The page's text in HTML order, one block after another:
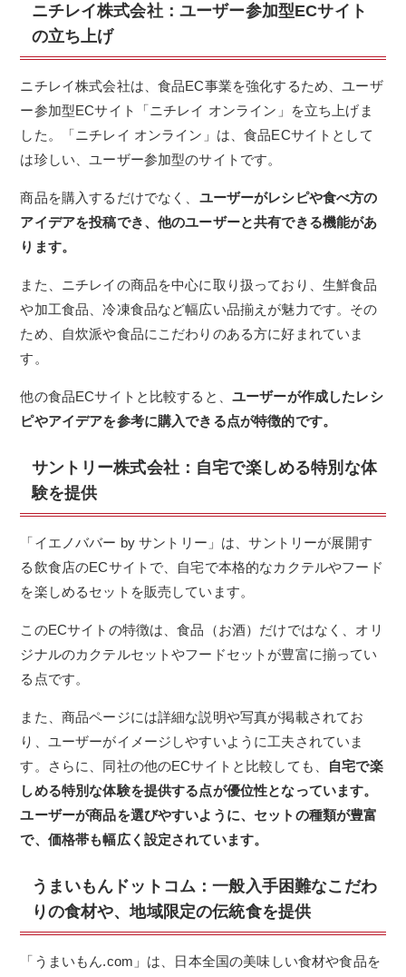
ニチレイ株式会社：ユーザー参加型ECサイト
の立ち上げ
ニチレイ株式会社は、食品EC事業を強化するため、ユーザ
ー参加型ECサイト「ニチレイ オンライン」を立ち上げま
した。「ニチレイ オンライン」は、食品ECサイトとして
は珍しい、ユーザー参加型のサイトです。
商品を購入するだけでなく、 ユーザーがレシピや食べ方の
アイデアを投稿でき、他のユーザーと共有できる機能があ
ります。
また、ニチレイの商品を中心に取り扱っており、生鮮食品
や加工食品、冷凍食品など幅広い品揃えが魅力です。その
ため、自炊派や食品にこだわりのある方に好まれていま
す。
他の食品ECサイトと比較すると、 ユーザーが作成したレシ
ピやアイデアを参考に購入できる点が特徴的です。
サントリー株式会社： 自宅で楽しめる特別な体
験を提供
「イエノババー by サントリー」は、サントリーが展開す
る飲食店のECサイトで、自宅で本格的なカクテルやフード
を楽しめるセットを販売しています。
このECサイトの特徴は、食品（お酒）だけではなく、オリ
ジナルのカクテルセットやフードセットが豊富に揃ってい
る点です。
また、商品ページには詳細な説明や写真が掲載されてお
り、ユーザーがイメージしやすいように工夫されていま
す。さらに、同社の他のECサイトと比較しても、
自宅で楽
しめる特別な体験を提供する点が優位性となっています。
ユーザーが商品を選びやすいように、セットの種類が豊富
で、価格帯も幅広く設定されています。
うまいもんドットコム：一般入手困難なこだわ
りの食材や、地域限定の伝統食を提供
「うまいもん.com」は、日本全国の美味しい食材や食品を